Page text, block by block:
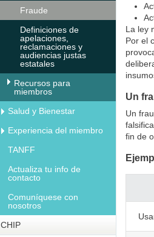
Fraude
Definiciones de
apelaciones,
reclamaciones y
audiencias justas
estatales
Recursos para
miembros
Salud y Bienestar
Experiencia del miembro
TANFF
Actualiza tu info de
contacto
Comuníquese con
nosotros
CHIP
La ley
Por el
Un
Un
fin de